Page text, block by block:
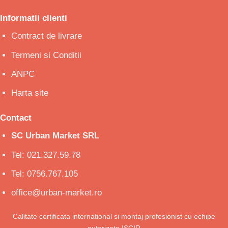
Informatii clienti
Contract de livrare
Termeni si Conditii
ANPC
Harta site
Contact
SC Urban Market SRL
Tel: 021.327.59.78
Tel: 0756.767.105
office@urban-market.ro
Calitate certificata international si montaj profesionist cu echipe